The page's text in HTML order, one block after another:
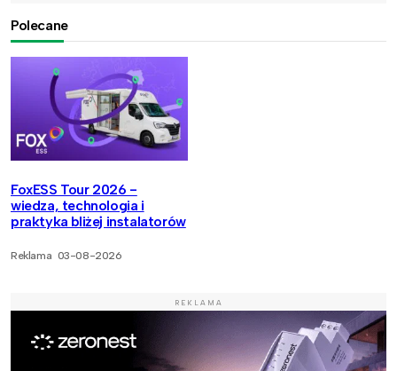
Polecane
FoxESS Tour 2026 -
wiedza, technologia i
praktyka bliżej instalatorów
Reklama 03-08-2026
REKLAMA